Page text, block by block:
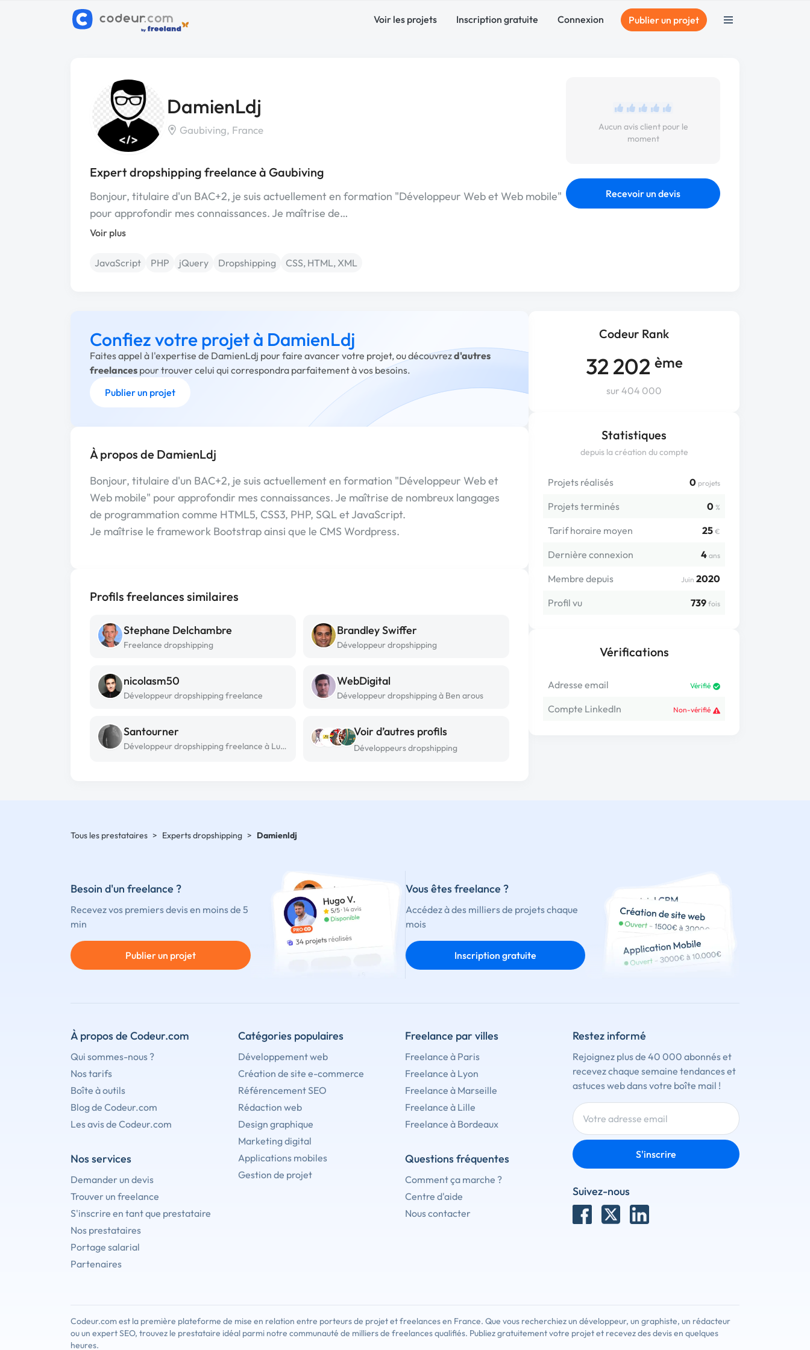
Voir les projets Inscription gratuite Connexion Publier un projet
DamienLdj
Gaubiving, France
Expert dropshipping freelance à Gaubiving
Bonjour, titulaire d'un BAC+2, je suis actuellement en formation "Développeur Web et Web mobile"
pour approfondir mes connaissances. Je maîtrise de…
Voir plus
JavaScript PHP jQuery Dropshipping CSS, HTML, XML
Aucun avis client pour le
moment
Recevoir un devis
Codeur Rank
32 202 ème
sur 404 000
Statistiques
depuis la création du compte
Projets réalisés 0 projets
Projets terminés 0 %
Tarif horaire moyen 25 €
Dernière connexion 4 ans
Membre depuis Juin 2020
Profil vu
739 fois
Vérifications
Adresse email Vérifié
Compte LinkedIn Non-vérifié
Confiez votre projet à DamienLdj
Faites appel à l'expertise de DamienLdj pour faire avancer votre projet, ou découvrezd'autres
freelances pour trouver celui qui correspondra parfaitement à vos besoins.
Publier un projet
À propos de DamienLdj
Bonjour, titulaire d'un BAC+2, je suis actuellement en formation "Développeur Web et
Web mobile" pour approfondir mes connaissances. Je maîtrise de nombreux langages
de programmation comme HTML5, CSS3, PHP, SQL et JavaScript.
Je maîtrise le framework Bootstrap ainsi que le CMS Wordpress.
Profils freelances similaires
Stephane Delchambre
Freelance dropshipping
Brandley Swiffer
Développeur dropshipping
nicolasm50
Développeur dropshipping freelance
WebDigital
Développeur dropshipping à Ben arous
Santourner
Développeur dropshipping freelance à Lubumbashi
Voir d’autres profils
Développeurs dropshipping
Tous les prestataires > Experts dropshipping > Damienldj
Besoin d'un freelance ?
Recevez vos premiers devis en moins de 5
min
Publier un projet
Vous êtes freelance ?
Accédez à des milliers de projets chaque
mois
Inscription gratuite
À propos de Codeur.com
Qui sommes-nous ?
Nos tarifs
Boîte à outils
Blog de Codeur.com
Les avis de Codeur.com
Nos services
Demander un devis
Trouver un freelance
S'inscrire en tant que prestataire
Nos prestataires
Portage salarial
Partenaires
Catégories populaires
Développement web
Création de site e-commerce
Référencement SEO
Rédaction web
Design graphique
Marketing digital
Applications mobiles
Gestion de projet
Freelance par villes
Freelance à Paris
Freelance à Lyon
Freelance à Marseille
Freelance à Lille
Freelance à Bordeaux
Questions fréquentes
Comment ça marche ?
Centre d'aide
Nous contacter
Restez informé
Rejoignez plus de 40 000 abonnés et
recevez chaque semaine tendances et
astuces web dans votre boîte mail !
S'inscrire
Suivez-nous
Codeur.com est la première plateforme de mise en relation entre porteurs de projet et freelances en France. Que vous recherchiez un développeur, un graphiste, un rédacteur
ou un expert SEO, trouvez le prestataire idéal parmi notre communauté de milliers de freelances qualifiés. Publiez gratuitement votre projet et recevez des devis en quelques
heures.